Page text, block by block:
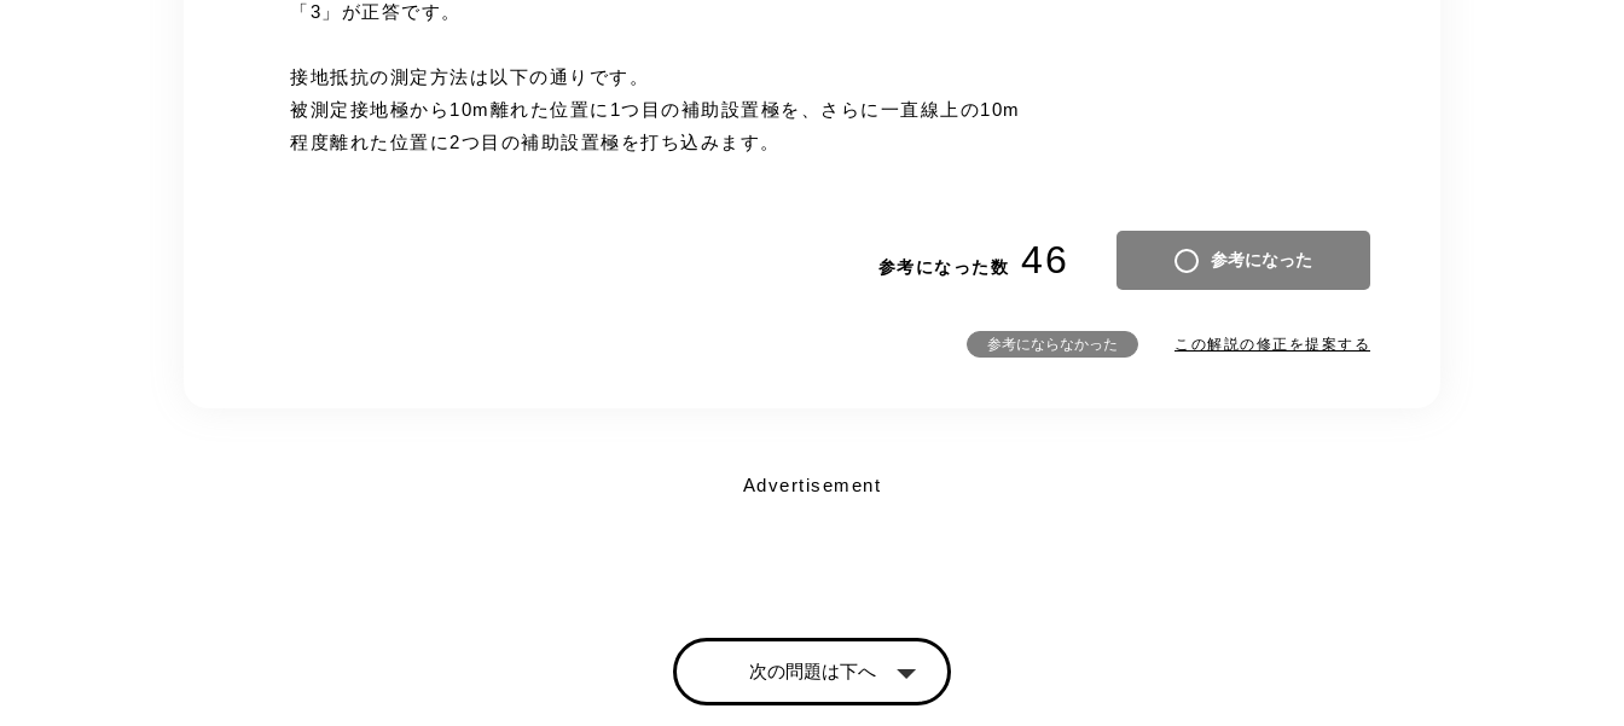
「3」が正答です。
接地抵抗の測定方法は以下の通りです。
被測定接地極から10m離れた位置に1つ目の補助設置極を、さらに一直線上の10m
程度離れた位置に2つ目の補助設置極を打ち込みます。
参考になった数 46 参考になった
参考にならなかった この解説の修正を提案する
Advertisement
次の問題は下へ